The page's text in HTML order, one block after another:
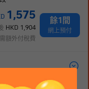
1,575
HKD 1,904
額外付稅費
餘1間
網上預付